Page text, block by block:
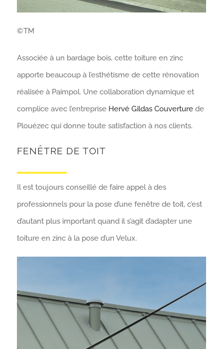
©TM
Associée à un bardage bois, cette toiture en zinc
apporte beaucoup à l’esthétisme de cette rénovation
réalisée à Paimpol. Une collaboration dynamique et
complice avec l’entreprise Hervé Gildas Couverturede
Plouézec qui donne toute satisfaction à nos clients.
FENÊTRE DE TOIT
Il est toujours conseillé de faire appel à des
professionnels pour la pose d’une fenêtre de toit, c’est
d’autant plus important quand il s’agit d’adapter une
toiture en zinc à la pose d’un Velux.